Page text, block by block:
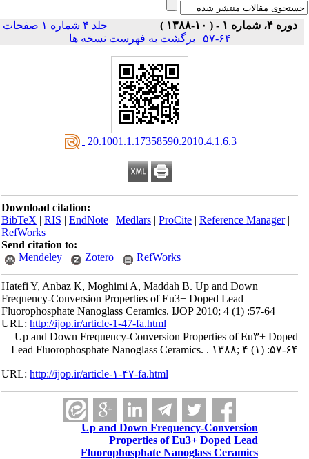
دوره ۴، شماره ۱ - ( ۱۰-۱۳۸۸ )
جلد ۴ شماره ۱ صفحات
۶۴-۵۷
|برگشت به فهرست نسخه ها
‎ 20.1001.1.17358590.2010.4.1.6.3
Download citation:
BibTeX|RIS|EndNote|Medlars|ProCite|Reference Manager
RefWorks
Send citation to:
Mendeley
Zotero RefWorks
Hatefi Y, Anbaz K, Moghimi A, Maddah B. Up and Down
Frequency-Conversion Properties of Eu3+ Doped Lead
Fluorophosphate Nanoglass Ceramics. IJOP 2010; 4 (1) :57-64
URL:http://ijop.ir/article-1-47-fa.html
Up and Down Frequency-Conversion Properties of Eu۳+ Doped
Lead Fluorophosphate Nanoglass Ceramics. . ۱۳۸۸; ۴ (۱) :۵۷-۶۴
URL:http://ijop.ir/article-۱-۴۷-fa.html
Up and Down Frequency-Conversion
Properties of Eu3+ Doped Lead
Fluorophosphate Nanoglass Ceramics